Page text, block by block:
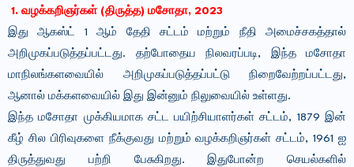
1. வழக்கறிஞர்கள் (திருத்த) மசோதா, 2023
இது ஆகஸ்ட் 1 ஆம் தேதி சட்டம் மற்றும் நீதி அமைச்சகத்தால்
அறிமுகப்படுத்தப்பட்டது. தற்போதைய நிலவரப்படி, இந்த மசோதா
மாநிலங்களவையில் அறிமுகப்படுத்தப்பட்டு நிறைவேற்றப்பட்டது,
ஆனால் மக்களவையில் இது இன்னும் நிலுவையில் உள்ளது.
இந்த மசோதா முக்கியமாக சட்ட பயிற்சியாளர்கள் சட்டம், 1879 இன்
கீழ் சில பிரிவுகளை நீக்குவது மற்றும் வழக்கறிஞர்கள் சட்டம், 1961 ஐ
திருத்துவது பற்றி பேசுகிறது. இதுபோன்ற செயல்களில்